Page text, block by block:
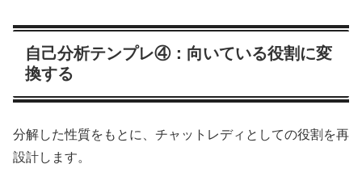
自己分析テンプレ④：向いている役割に変
換する
分解した性質をもとに、チャットレディとしての役割を再
設計します。